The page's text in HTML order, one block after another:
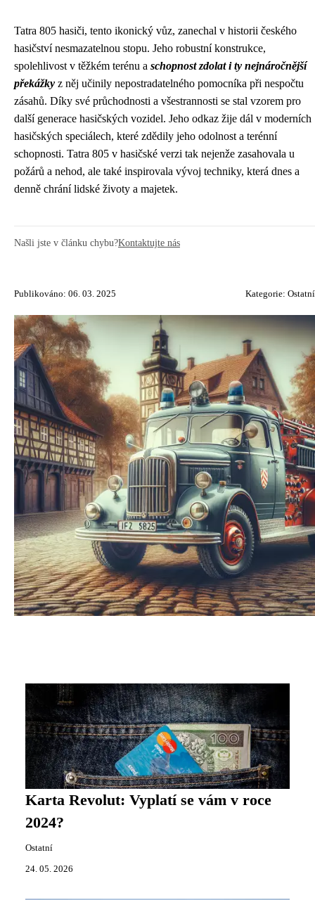
Tatra 805 hasiči, tento ikonický vůz, zanechal v historii českého
hasičství nesmazatelnou stopu. Jeho robustní konstrukce,
spolehlivost v těžkém terénu a schopnost zdolat i ty nejnáročnější
překážky z něj učinily nepostradatelného pomocníka při nespočtu
zásahů. Díky své průchodnosti a všestrannosti se stal vzorem pro
další generace hasičských vozidel. Jeho odkaz žije dál v moderních
hasičských speciálech, které zdědily jeho odolnost a terénní
schopnosti. Tatra 805 v hasičské verzi tak nejenže zasahovala u
požárů a nehod, ale také inspirovala vývoj techniky, která dnes a
denně chrání lidské životy a majetek.
Našli jste v článku chybu?Kontaktujte nás
Publikováno: 06. 03. 2025 Kategorie: Ostatní
Karta Revolut: Vyplatí se vám v roce
2024?
Ostatní
24. 05. 2026